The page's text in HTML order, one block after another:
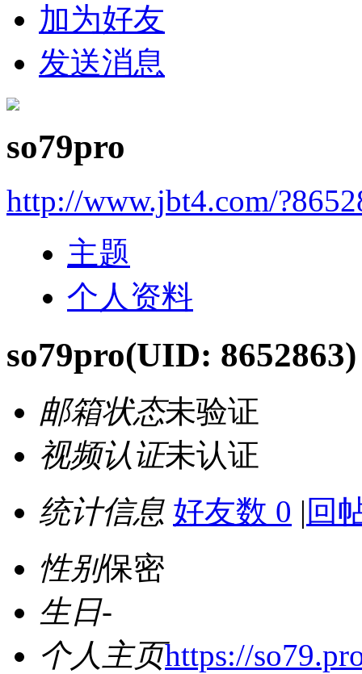
加为好友
发送消息
so79pro
http://www.jbt4.com/
主题
个人资料
so79pro(UID: 8652863)
邮箱状态未验证
视频认证未认证
统计信息 好友数 0 | 回
性别保密
生日-
个人主页https://